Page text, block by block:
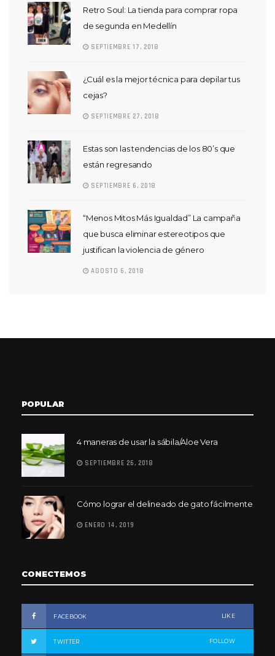
Retro Soul: La tienda para comprar ropa
de segunda en Medellín
SEPTIEMBRE 17, 2018
¿Cuál es la mejor técnica para depilar tus
cejas?
SEPTIEMBRE 27, 2018
Estas son las tendencias de los 80’s que
están regresando
SEPTIEMBRE 6, 2018
“Menos Mitos Más Igualdad” La campaña
que busca eliminar estereotipos que
justifican la violencia de género
AGOSTO 6, 2018
POPULAR
4 maneras de usar la sábila/Aloe Vera
SEPTIEMBRE 26, 2018
Cómo lograr el delineado de gato fácilmente
ENERO 14, 2019
CONECTEMOS
FACEBOOK LIKE
TWITTER FOLLOW